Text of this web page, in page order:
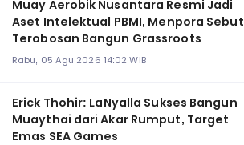
Muay Aerobik Nusantara Resmi Jadi
Aset Intelektual PBMI, Menpora Sebut
Terobosan Bangun Grassroots
Rabu, 05 Agu 2026 14:02 WIB
Erick Thohir: LaNyalla Sukses Bangun
Muaythai dari Akar Rumput, Target
Emas SEA Games